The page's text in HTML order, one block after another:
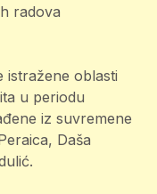
radova
istražene oblasti
u periodu
iz suvremene
Daša